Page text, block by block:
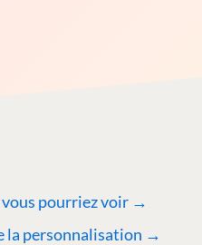
pourriez voir →
la personnalisation →